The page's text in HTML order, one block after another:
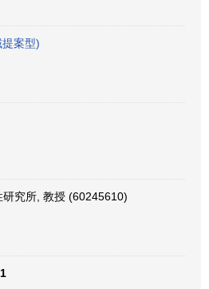
案型)
究所, 教授 (60245610)